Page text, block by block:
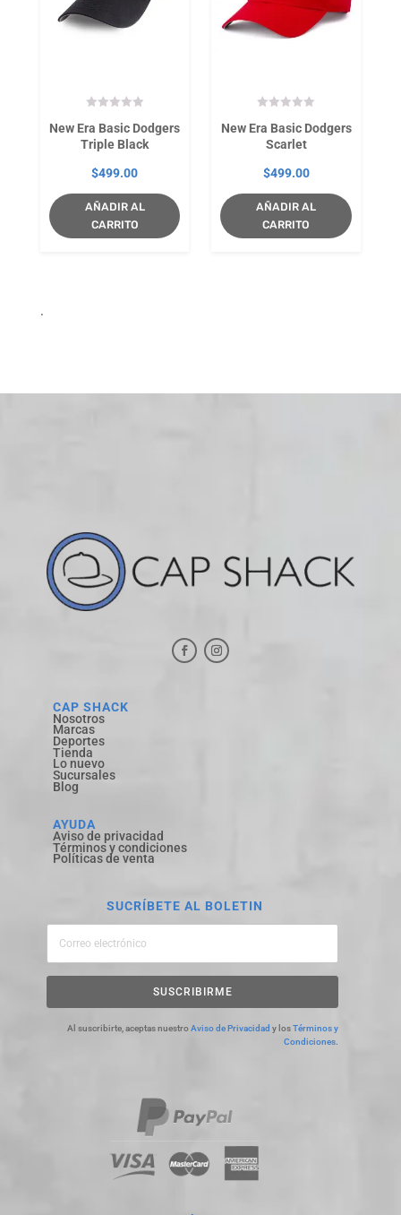
New Era Basic Dodgers
Triple Black
$499.00
AÑADIR AL
CARRITO
New Era Basic Dodgers
Scarlet
$499.00
AÑADIR AL
CARRITO
.
CAP SHACK
Nosotros
Marcas
Deportes
Tienda
Lo nuevo
Sucursales
Blog
AYUDA
Aviso de privacidad
Términos y condiciones
Políticas de venta
SUCRÍBETE AL BOLETIN
SUSCRIBIRME
Al suscribirte, aceptas nuestroAviso de Privacidad y losTérminos y
Condiciones.